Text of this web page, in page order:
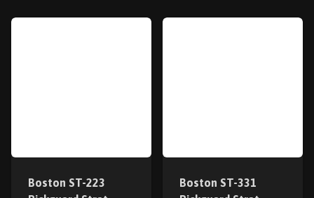
Boston ST-223
Boston ST-331